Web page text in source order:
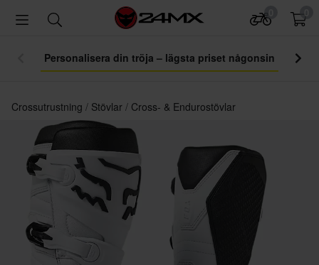
Personalisera din tröja – lägsta priset någonsin
Crossutrustning Stövlar Cross- & Endurostövlar